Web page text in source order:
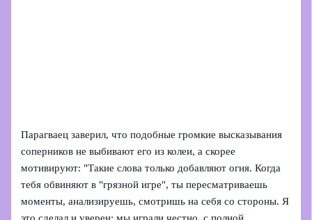
Парагваец заверил, что подобные громкие высказывания
соперников не выбивают его из колеи, а скорее
мотивируют: "Такие слова только добавляют огня. Когда
тебя обвиняют в "грязной игре", ты пересматриваешь
моменты, анализируешь, смотришь на себя со стороны. Я